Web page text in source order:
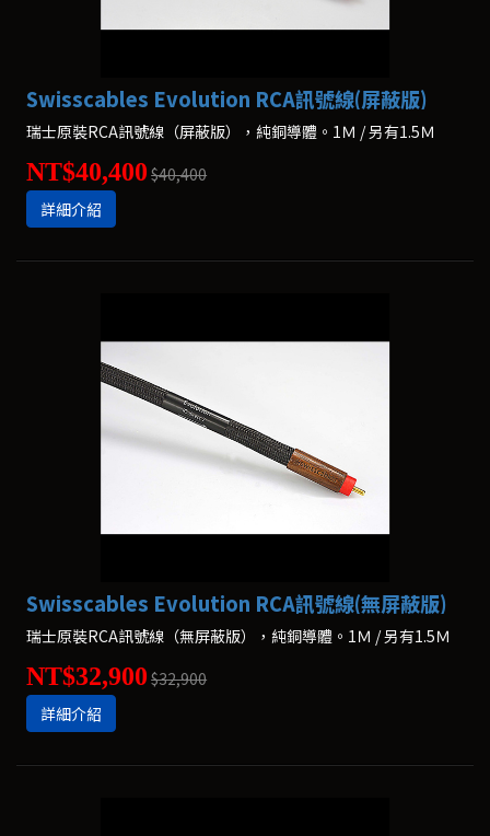
Swisscables Evolution RCA訊號線(屏蔽版)
瑞士原裝RCA訊號線（屏蔽版），純銅導體。1Ｍ / 另有1.5Ｍ
NT$40,400 $40,400
詳細介紹
Swisscables Evolution RCA訊號線(無屏蔽版)
瑞士原裝RCA訊號線（無屏蔽版），純銅導體。1Ｍ / 另有1.5Ｍ
NT$32,900 $32,900
詳細介紹